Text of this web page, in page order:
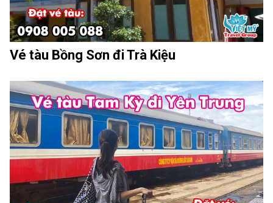
Vé tàu Bồng Sơn đi Trà Kiệu